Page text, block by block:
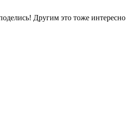
Другим это тоже интересно